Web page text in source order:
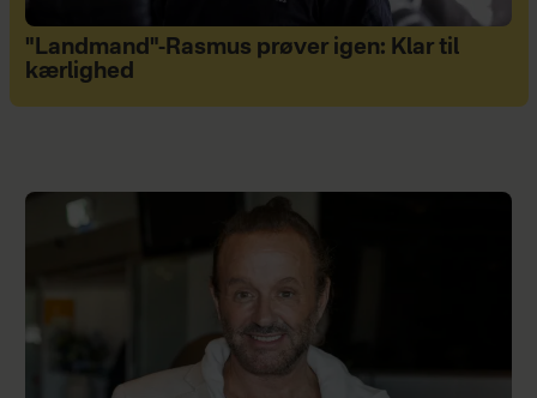
"Landmand"-Rasmus prøver igen: Klar til
kærlighed